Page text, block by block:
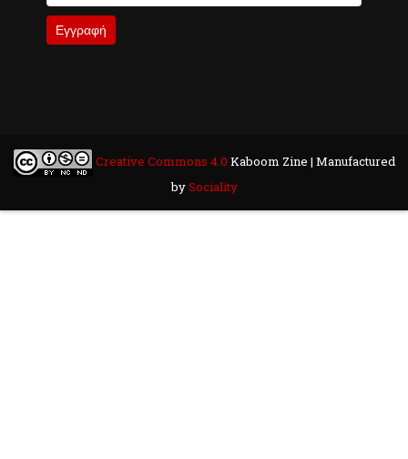
Creative Commons 4.0 Kaboom Zine | Manufactured
bySociality